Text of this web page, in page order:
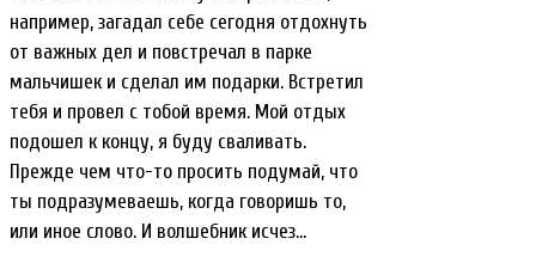
например, загадал себе сегодня отдохнуть
от важных дел и повстречал в парке
мальчишек и сделал им подарки. Встретил
тебя и провел с тобой время. Мой отдых
подошел к концу, я буду сваливать.
Прежде чем что-то просить подумай, что
ты подразумеваешь, когда говоришь то,
или иное слово. И волшебник исчез…